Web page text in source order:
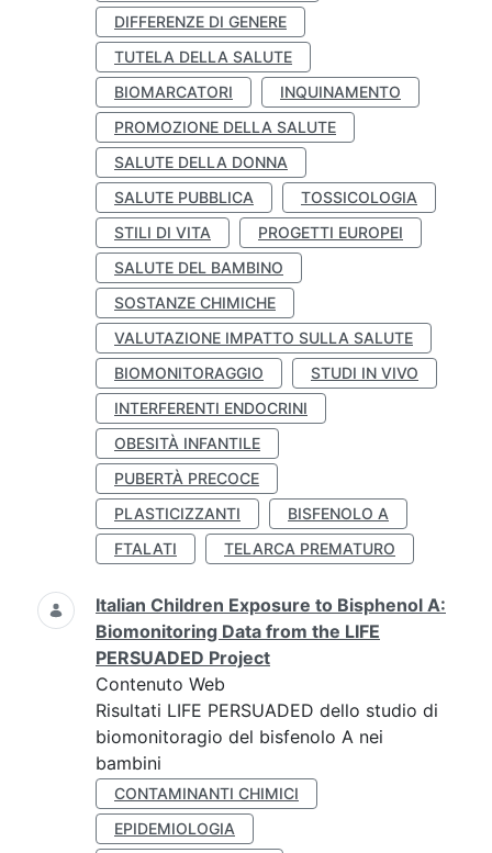
DIFFERENZE DI GENERE
TUTELA DELLA SALUTE
BIOMARCATORI
INQUINAMENTO
PROMOZIONE DELLA SALUTE
SALUTE DELLA DONNA
SALUTE PUBBLICA
TOSSICOLOGIA
STILI DI VITA
PROGETTI EUROPEI
SALUTE DEL BAMBINO
SOSTANZE CHIMICHE
VALUTAZIONE IMPATTO SULLA SALUTE
BIOMONITORAGGIO
STUDI IN VIVO
INTERFERENTI ENDOCRINI
OBESITÀ INFANTILE
PUBERTÀ PRECOCE
PLASTICIZZANTI
BISFENOLO A
FTALATI
TELARCA PREMATURO
Italian Children Exposure to Bisphenol A:
Biomonitoring Data from the LIFE
PERSUADED Project
Contenuto Web
Risultati LIFE PERSUADED dello studio di
biomonitoragio del bisfenolo A nei
bambini
CONTAMINANTI CHIMICI
EPIDEMIOLOGIA